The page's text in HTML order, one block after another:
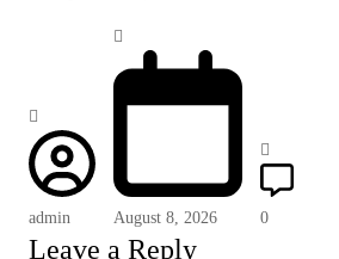
admin August 8, 2026 0
Leave a Reply